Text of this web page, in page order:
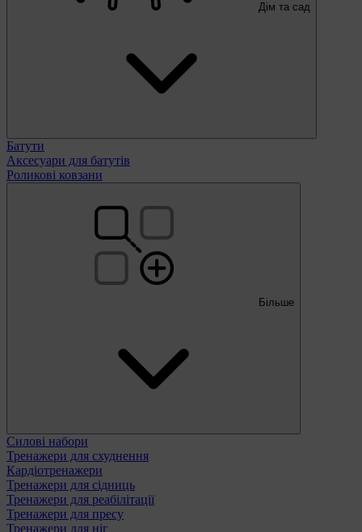
Дім та сад
Батути
Аксесуари для батутів
Роликові ковзани
Більше
Силові набори
Тренажери для схуднення
Кардіотренажери
Тренажери для сідниць
Тренажери для реабілітації
Тренажери для пресу
Тренажери для ніг